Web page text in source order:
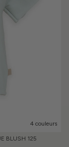
4 couleurs
BLUSH 125